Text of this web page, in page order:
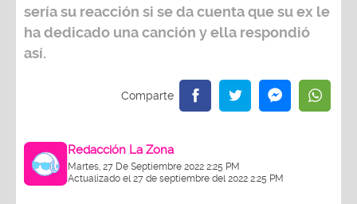
sería su reacción si se da cuenta que su ex le
ha dedicado una canción y ella respondió
así.
Redacción La Zona
Martes, 27 De Septiembre 2022 2:25 PM
Actualizado el 27 de septiembre del 2022 2:25 PM